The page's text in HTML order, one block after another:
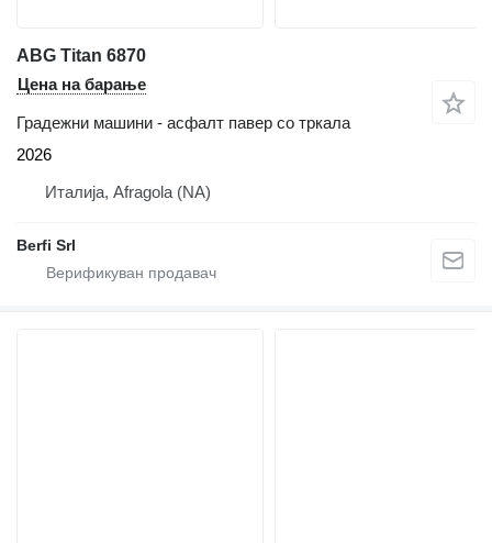
ABG Titan 6870
Цена на барање
Градежни машини - асфалт павер со тркала
2026
Италија, Afragola (NA)
Berfi Srl